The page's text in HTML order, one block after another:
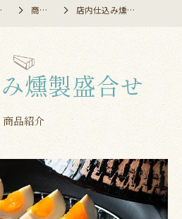
plus 商品紹介 店内仕込み燻製盛合せ
商品紹介
燻製盛合せ